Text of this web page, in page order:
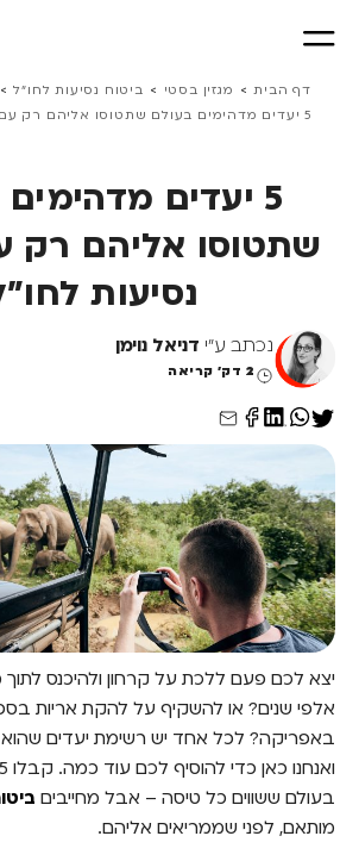
דף הבית > מגזין בסטי > ביטוח נסיעות לחו״ל >
5 יעדים מדהימים בעולם שתטוסו אליהם רק עם ביטוח נסיעות לחו"ל
5 יעדים
שתטוסו אליהם רק
נסיעות
נכתב ע"י דניאל נוימן
2 דק' קריאה
יצא לכם פעם ללכת על קרחון ולהיכנס
אלפי שנים? או להשקיף על להקת אריות
באפריקה? לכל אחד יש רשימת יעדים
בעולם ששווים כל טיסה – אבל מחייבים
מותאם, לפני שממריאים אליהם.